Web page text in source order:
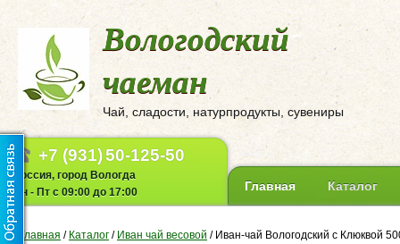
Вологодский
чаеман
Чай, сладости, натурпродукты, сувениры
+7 (931)50-125-50
Россия, город Вологда
Пн - Пт с 09:00 до 17:00
Главная Каталог
Главная / Каталог / Иван чай весовой / Иван-чай Вологодский с Клюквой